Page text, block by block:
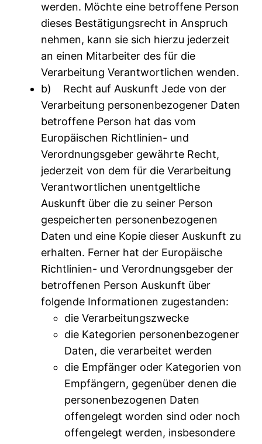
werden. Möchte eine betroffene Person
dieses Bestätigungsrecht in Anspruch
nehmen, kann sie sich hierzu jederzeit
an einen Mitarbeiter des für die
Verarbeitung Verantwortlichen wenden.
b) Recht auf Auskunft Jede von der
Verarbeitung personenbezogener Daten
betroffene Person hat das vom
Europäischen Richtlinien- und
Verordnungsgeber gewährte Recht,
jederzeit von dem für die Verarbeitung
Verantwortlichen unentgeltliche
Auskunft über die zu seiner Person
gespeicherten personenbezogenen
Daten und eine Kopie dieser Auskunft zu
erhalten. Ferner hat der Europäische
Richtlinien- und Verordnungsgeber der
betroffenen Person Auskunft über
folgende Informationen zugestanden:
die Verarbeitungszwecke
die Kategorien personenbezogener
Daten, die verarbeitet werden
die Empfänger oder Kategorien von
Empfängern, gegenüber denen die
personenbezogenen Daten
offengelegt worden sind oder noch
offengelegt werden, insbesondere